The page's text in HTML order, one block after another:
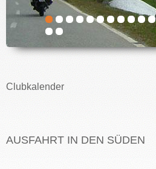
KONTAKT
IMPRESSUM
Clubkalender
AUSFAHRT IN DEN SÜDEN